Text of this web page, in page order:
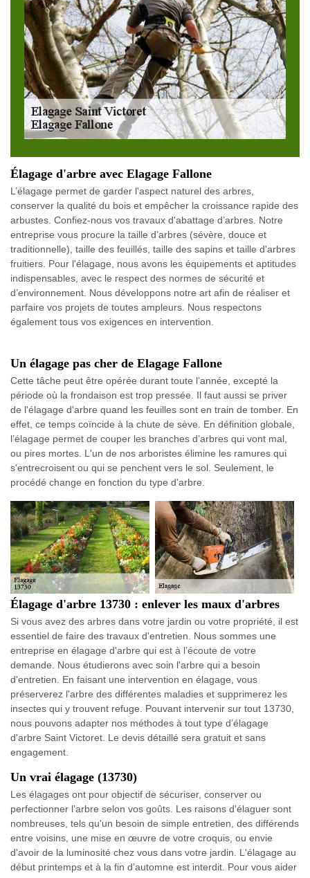
Élagage d'arbre avec Elagage Fallone
L’élagage permet de garder l'aspect naturel des arbres,
conserver la qualité du bois et empêcher la croissance rapide des
arbustes. Confiez-nous vos travaux d'abattage d’arbres. Notre
entreprise vous procure la taille d’arbres (sévère, douce et
traditionnelle), taille des feuillés, taille des sapins et taille d'arbres
fruitiers. Pour l'élagage, nous avons les équipements et aptitudes
indispensables, avec le respect des normes de sécurité et
d’environnement. Nous développons notre art afin de réaliser et
parfaire vos projets de toutes ampleurs. Nous respectons
également tous vos exigences en intervention.
Un élagage pas cher de Elagage Fallone
Cette tâche peut être opérée durant toute l’année, excepté la
période où la frondaison est trop pressée. Il faut aussi se priver
de l'élagage d'arbre quand les feuilles sont en train de tomber. En
effet, ce temps coïncide à la chute de sève. En définition globale,
l’élagage permet de couper les branches d’arbres qui vont mal,
ou pires mortes. L'un de nos arboristes élimine les ramures qui
s'entrecroisent ou qui se penchent vers le sol. Seulement, le
procédé change en fonction du type d'arbre.
Élagage d'arbre 13730 : enlever les maux d'arbres
Si vous avez des arbres dans votre jardin ou votre propriété, il est
essentiel de faire des travaux d'entretien. Nous sommes une
entreprise en élagage d'arbre qui est à l’écoute de votre
demande. Nous étudierons avec soin l'arbre qui a besoin
d'entretien. En faisant une intervention en élagage, vous
préserverez l'arbre des différentes maladies et supprimerez les
insectes qui y trouvent refuge. Pouvant intervenir sur tout 13730,
nous pouvons adapter nos méthodes à tout type d’élagage
d'arbre Saint Victoret. Le devis détaillé sera gratuit et sans
engagement.
Un vrai élagage (13730)
Les élagages ont pour objectif de sécuriser, conserver ou
perfectionner l’arbre selon vos goûts. Les raisons d'élaguer sont
nombreuses, tels qu'un besoin de simple entretien, des différends
entre voisins, une mise en œuvre de votre croquis, ou envie
d'avoir de la luminosité chez vous dans votre jardin. L'élagage au
début printemps et à la fin d’automne est interdit. Pour vous aider